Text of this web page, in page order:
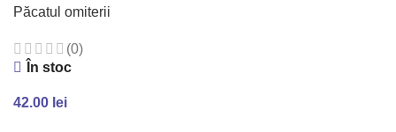
Păcatul omiterii
(0)
În stoc
42.00 lei